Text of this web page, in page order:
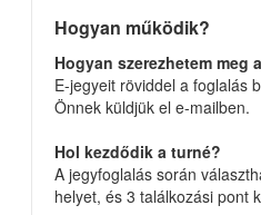
Hogyan működik?
Hogyan szerezhetem meg
E-jegyeit röviddel a foglalás
Önnek küldjük el e-mailben.
Hol kezdődik a turné?
A jegyfoglalás során
helyet, és 3 találkozási pont